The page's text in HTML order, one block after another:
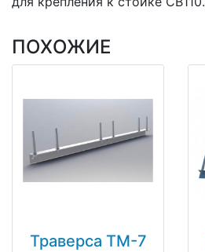
ПОХОЖИЕ
Траверса ТМ-7